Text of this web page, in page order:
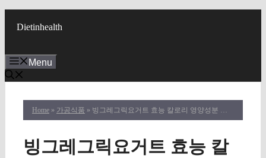
Dietinhealth
Menu
Home » 가공식품 » 빙그레그릭요거트 효능 칼로리 영양성분 궁합음식 한눈에 보기
빙그레그릭요거트 효능 칼